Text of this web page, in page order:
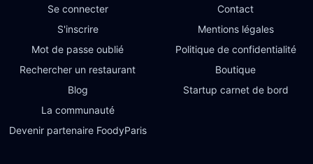
Se connecter
S'inscrire
Mot de passe oublié
Rechercher un restaurant
Blog
La communauté
Devenir partenaire FoodyParis
Contact
Mentions légales
Politique de confidentialité
Boutique
Startup carnet de bord